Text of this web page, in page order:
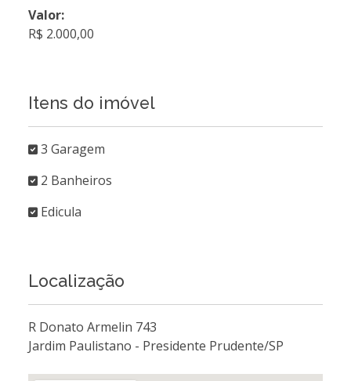
Valor:
R$ 2.000,00
Itens do imóvel
3 Garagem
2 Banheiros
Edicula
Localização
R Donato Armelin 743
Jardim Paulistano - Presidente Prudente/SP